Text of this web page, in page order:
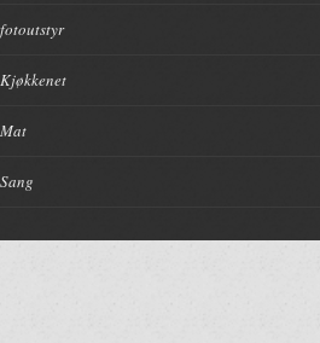
fotoutstyr
Kjøkkenet
Mat
Sang